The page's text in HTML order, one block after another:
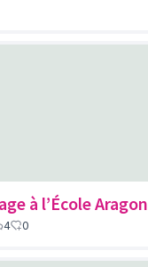
à l’École Aragon
4 0